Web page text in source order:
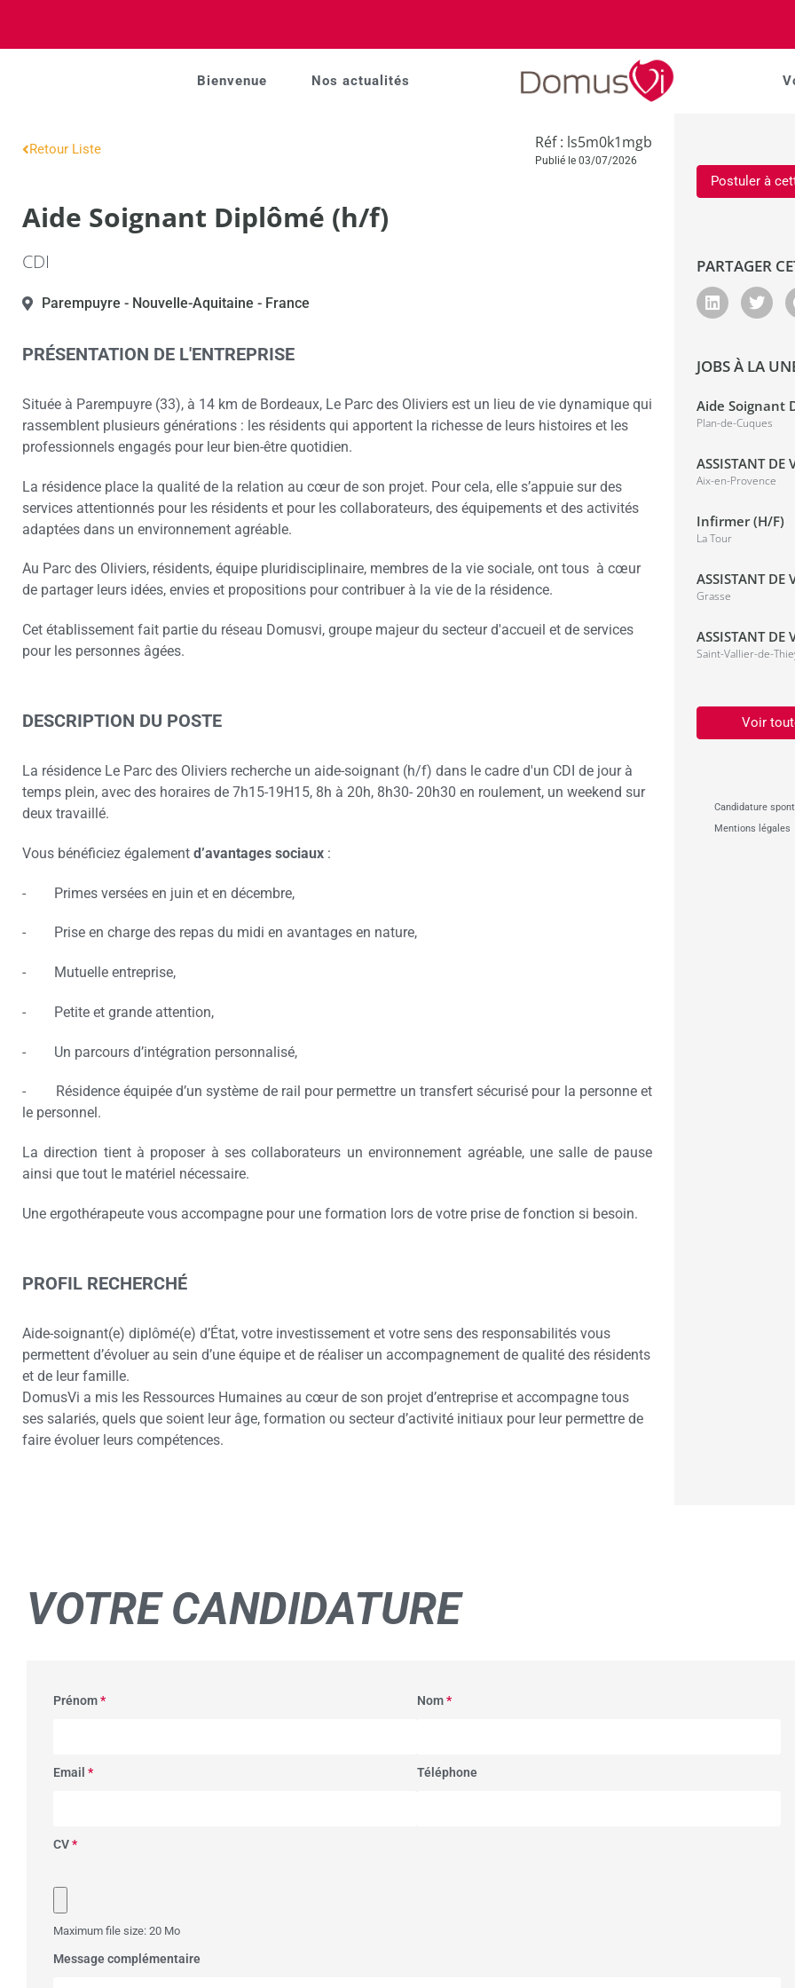
Bienvenue Nos actualités
Retour Liste Réf : ls5m0k1mgb
Publié le 03/07/2026
Aide Soignant Diplômé (h/f)
CDI
Parempuyre - Nouvelle-Aquitaine - France
PRÉSENTATION DE L'ENTREPRISE
Située à Parempuyre (33), à 14 km de Bordeaux, Le Parc des Oliviers est un lieu de vie dynamique qui
rassemblent plusieurs générations : les résidents qui apportent la richesse de leurs histoires et les
professionnels engagés pour leur bien-être quotidien.
La résidence place la qualité de la relation au cœur de son projet. Pour cela, elle s’appuie sur des
services attentionnés pour les résidents et pour les collaborateurs, des équipements et des activités
adaptées dans un environnement agréable.
Au Parc des Oliviers, résidents, équipe pluridisciplinaire, membres de la vie sociale, ont tous à cœur
de partager leurs idées, envies et propositions pour contribuer à la vie de la résidence.
Cet établissement fait partie du réseau Domusvi, groupe majeur du secteur d'accueil et de services
pour les personnes âgées.
DESCRIPTION DU POSTE
La résidence Le Parc des Oliviers recherche un aide-soignant (h/f) dans le cadre d'un CDI de jour à
temps plein, avec des horaires de 7h15-19H15, 8h à 20h, 8h30- 20h30 en roulement, un weekend sur
deux travaillé.
Vous bénéficiez également d’avantages sociaux :
- Primes versées en juin et en décembre,
- Prise en charge des repas du midi en avantages en nature,
- Mutuelle entreprise,
- Petite et grande attention,
- Un parcours d’intégration personnalisé,
- Résidence équipée d’un système de rail pour permettre un transfert sécurisé pour la personne et
le personnel.
La direction tient à proposer à ses collaborateurs un environnement agréable, une salle de pause
ainsi que tout le matériel nécessaire.
Une ergothérapeute vous accompagne pour une formation lors de votre prise de fonction si besoin.
PROFIL RECHERCHÉ
Aide-soignant(e) diplômé(e) d’État, votre investissement et votre sens des responsabilités vous
permettent d’évoluer au sein d’une équipe et de réaliser un accompagnement de qualité des résidents
et de leur famille.
DomusVi a mis les Ressources Humaines au cœur de son projet d’entreprise et accompagne tous
ses salariés, quels que soient leur âge, formation ou secteur d’activité initiaux pour leur permettre de
faire évoluer leurs compétences.
Postuler à
PARTAGER
JOBS À LA
Aide Soignant
Plan-de-Cuques
ASSISTANT DE
Aix-en-Provence
Infirmer (H/F)
La Tour
ASSISTANT DE
Grasse
ASSISTANT DE
Saint-Vallier-de-
Voir
Candidature
Mentions légales
VOTRE CANDIDATURE
Prénom* Nom*
Email * Téléphone
CV*
Maximum file size: 20 Mo
Message complémentaire